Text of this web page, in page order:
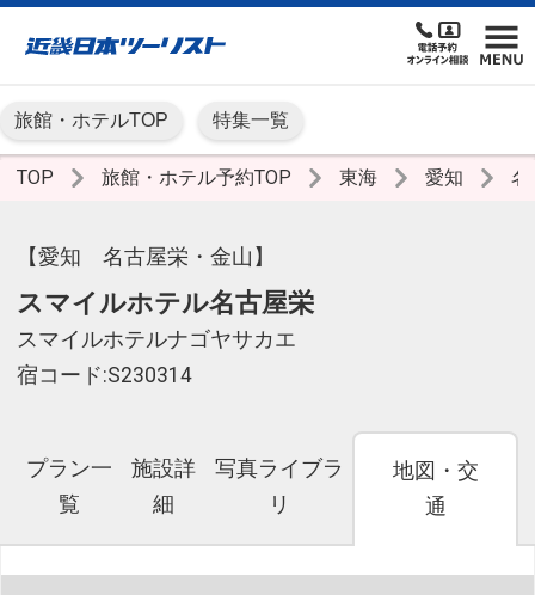
旅館・ホテルTOP 特集一覧
TOP 旅館・ホテル予約TOP 東海 愛知
【愛知 名古屋栄・金山】
スマイルホテル名古屋栄
スマイルホテルナゴヤサカエ
宿コード:S230314
プラン一
覧
施設詳
細
写真ライブラ
リ
地図・交
通